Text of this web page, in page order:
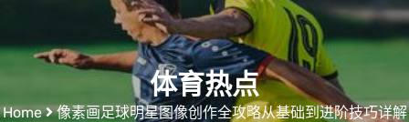
体育热点
Home 像素画足球明星图像创作全攻略从基础到进阶技巧详解